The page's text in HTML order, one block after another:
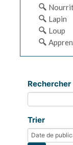
Lapin
Loup
Rechercher
Trier